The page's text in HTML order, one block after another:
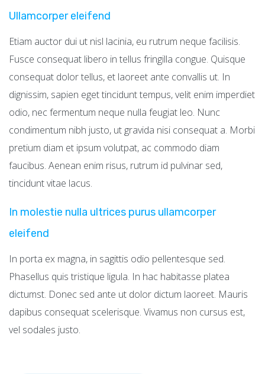
Ullamcorper eleifend
Etiam auctor dui ut nisl lacinia, eu rutrum neque facilisis.
Fusce consequat libero in tellus fringilla congue. Quisque
consequat dolor tellus, et laoreet ante convallis ut. In
dignissim, sapien eget tincidunt tempus, velit enim imperdiet
odio, nec fermentum neque nulla feugiat leo. Nunc
condimentum nibh justo, ut gravida nisi consequat a. Morbi
pretium diam et ipsum volutpat, ac commodo diam
faucibus. Aenean enim risus, rutrum id pulvinar sed,
tincidunt vitae lacus.
In molestie nulla ultrices purus ullamcorper
eleifend
In porta ex magna, in sagittis odio pellentesque sed.
Phasellus quis tristique ligula. In hac habitasse platea
dictumst. Donec sed ante ut dolor dictum laoreet. Mauris
dapibus consequat scelerisque. Vivamus non cursus est,
vel sodales justo.